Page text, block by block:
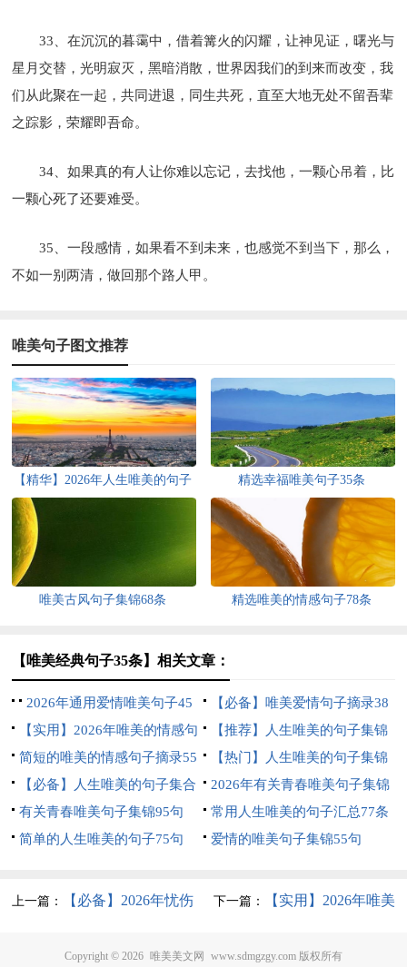
33、在沉沉的暮霭中，借着篝火的闪耀，让神见证，曙光与
星月交替，光明寂灭，黑暗消散，世界因我们的到来而改变，我
们从此聚在一起，共同进退，同生共死，直至大地无处不留吾辈
之踪影，荣耀即吾命。
34、如果真的有人让你难以忘记，去找他，一颗心吊着，比
一颗心死了还要难受。
35、一段感情，如果看不到未来，也感觉不到当下，那么，
不如一别两清，做回那个路人甲。
唯美句子图文推荐
【精华】2026年人生唯美的句子
精选幸福唯美句子35条
唯美古风句子集锦68条 精选唯美的情感句子78条
【唯美经典句子35条】相关文章：
2026年通用爱情唯美句子45
条
【必备】唯美爱情句子摘录38
句
【实用】2026年唯美的情感句
子摘录96句
【推荐】人生唯美的句子集锦
99条
简短的唯美的情感句子摘录55
条
【热门】人生唯美的句子集锦
78句
【必备】人生唯美的句子集合
69句
2026年有关青春唯美句子集锦
60条
有关青春唯美句子集锦95句
常用人生唯美的句子汇总77条
简单的人生唯美的句子75句
爱情的唯美句子集锦55句
上一篇：
【必备】2026年忧伤
下一篇：
【实用】2026年唯美
Copyright © 2026 唯美美文网 www.sdmgzgy.com 版权所有